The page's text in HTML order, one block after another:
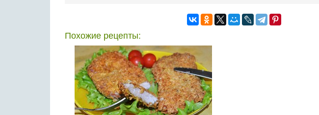
Похожие рецепты: